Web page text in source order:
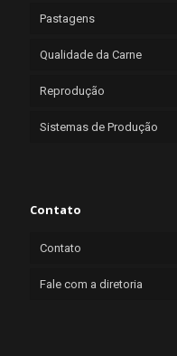
Pastagens
Qualidade da Carne
Reprodução
Sistemas de Produção
Contato
Contato
Fale com a diretoria